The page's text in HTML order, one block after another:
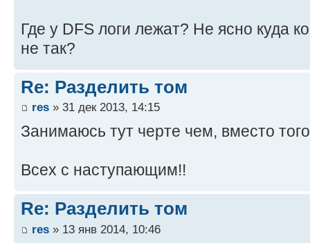
Где у DFS логи лежат? Не ясно куда
не так?
Re: Разделить том
res » 31 дек 2013, 14:15
Занимаюсь тут черте чем, вместо
Всех с наступающим!!
Re: Разделить том
res » 13 янв 2014, 10:46